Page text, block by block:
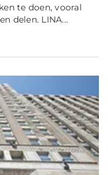
te doen, vooral
delen. LINA...